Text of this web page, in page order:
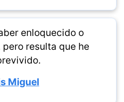
enloquecido o
resulta que he
Miguel